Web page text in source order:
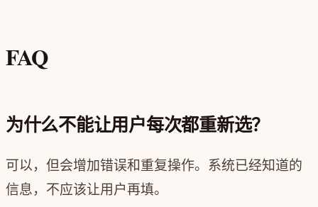
FAQ
为什么不能让用户每次都重新选？
可以，但会增加错误和重复操作。系统已经知道的
信息，不应该让用户再填。